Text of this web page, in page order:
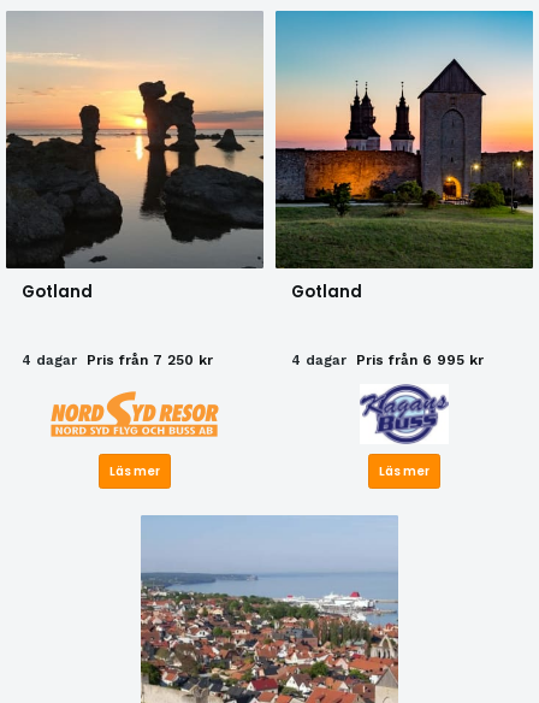
Gotland
4 dagar Pris från 7 250 kr
Läs mer
Gotland
4 dagar Pris från 6 995 kr
Läs mer